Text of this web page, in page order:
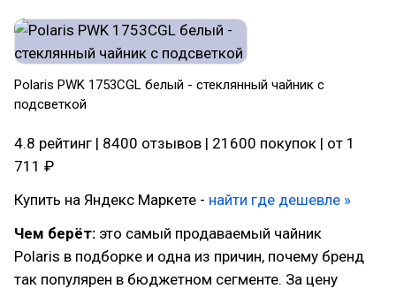
Polaris PWK 1753CGL белый - стеклянный чайник с
подсветкой
4.8 рейтинг | 8400 отзывов | 21600 покупок | от 1
711 ₽
Купить на Яндекс Маркете - найти где дешевле »
Чем берёт: это самый продаваемый чайник
Polaris в подборке и одна из причин, почему бренд
так популярен в бюджетном сегменте. За цену